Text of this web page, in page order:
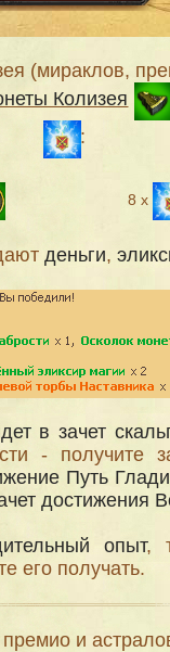
(мираклов,
Колизея
:
8 х
деньги,
в зачет
- получите
Путь
достижения
опыт,
его получать.
и